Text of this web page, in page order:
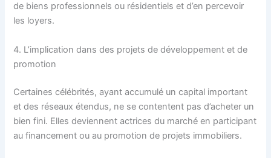
de biens professionnels ou résidentiels et d’en percevoir
les loyers.
4. L’implication dans des projets de développement et de
promotion
Certaines célébrités, ayant accumulé un capital important
et des réseaux étendus, ne se contentent pas d’acheter un
bien fini. Elles deviennent actrices du marché en participant
au financement ou au promotion de projets immobiliers.